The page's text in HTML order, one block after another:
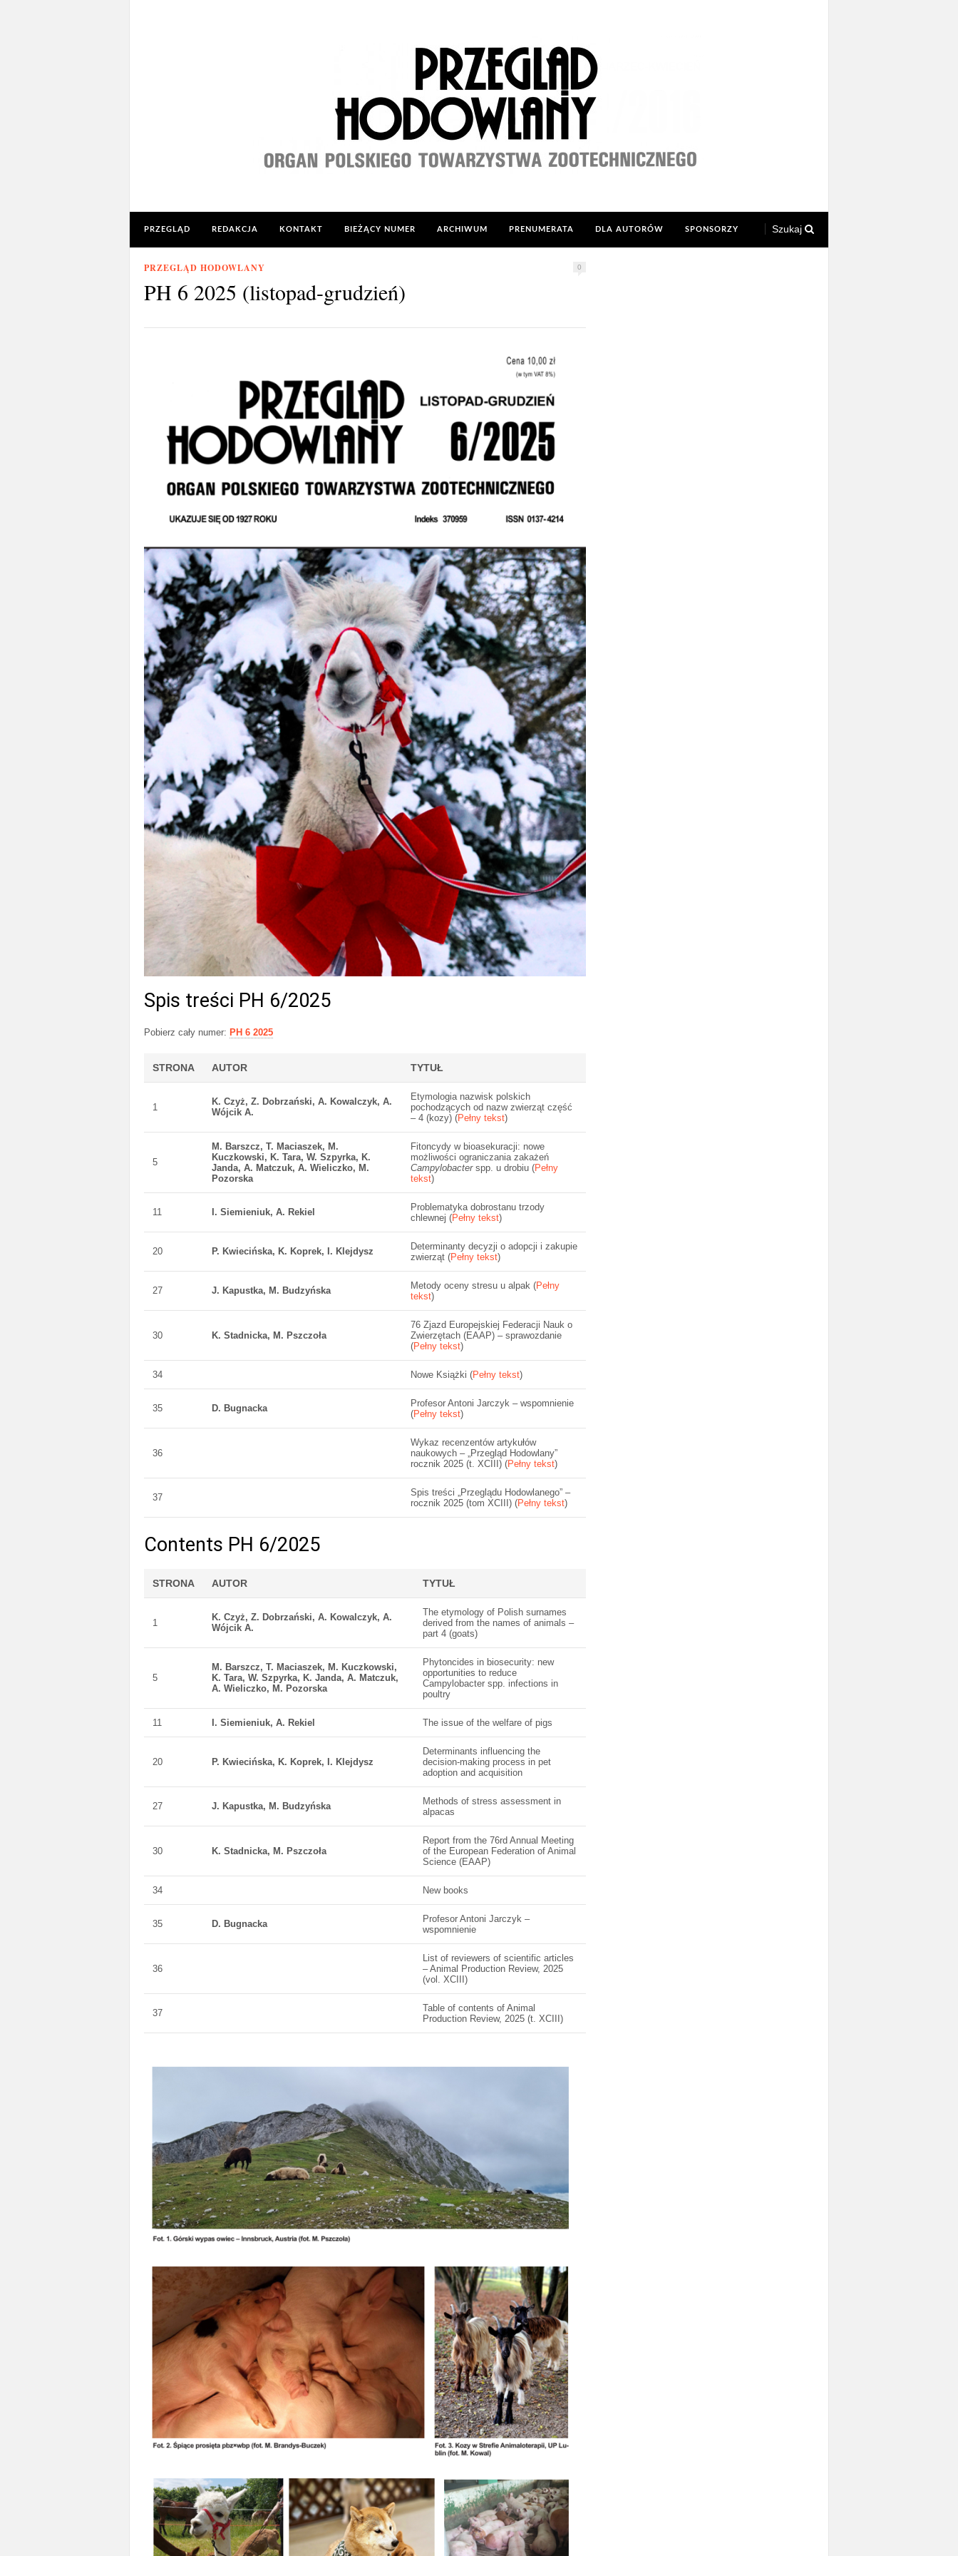
PRZEGLĄD REDAKCJA KONTAKT BIEŻĄCY NUMER ARCHIWUM PRENUMERATA DLA AUTORÓW SPONSORZY Szukaj
PRZEGLĄD HODOWLANY 0
PH 6 2025 (listopad-grudzień)
Spis treści PH 6/2025
Pobierz cały numer: PH 6 2025
STRONA AUTOR TYTUŁ
1
K. Czyż, Z. Dobrzański, A. Kowalczyk, A.
Wójcik A.
Etymologia nazwisk polskich
pochodzących od nazw zwierząt część
– 4 (kozy) (Pełny tekst)
5
M. Barszcz, T. Maciaszek, M.
Kuczkowski, K. Tara, W. Szpyrka, K.
Janda, A. Matczuk, A. Wieliczko, M.
Pozorska
Fitoncydy w bioasekuracji: nowe
możliwości ograniczania zakażeń
Campylobacterspp. u drobiu (Pełny
tekst)
11 I. Siemieniuk, A. Rekiel
Problematyka dobrostanu trzody
chlewnej (Pełny tekst)
20 P. Kwiecińska, K. Koprek, I. Klejdysz
Determinanty decyzji o adopcji i zakupie
zwierząt (Pełny tekst)
27 J. Kapustka, M. Budzyńska Metody oceny stresu u alpak (Pełny
tekst)
30 K. Stadnicka, M. Pszczoła
76 Zjazd Europejskiej Federacji Nauk o
Zwierzętach (EAAP) – sprawozdanie
(Pełny tekst)
34 Nowe Książki (Pełny tekst)
35 D. Bugnacka
Profesor Antoni Jarczyk – wspomnienie
(Pełny tekst)
36
Wykaz recenzentów artykułów
naukowych – „Przegląd Hodowlany”
rocznik 2025 (t. XCIII) (Pełny tekst)
37
Spis treści „Przeglądu Hodowlanego” –
rocznik 2025 (tom XCIII) (Pełny tekst)
Contents PH 6/2025
STRONA AUTOR TYTUŁ
1
K. Czyż, Z. Dobrzański, A. Kowalczyk, A.
Wójcik A.
The etymology of Polish surnames
derived from the names of animals –
part 4 (goats)
5
M. Barszcz, T. Maciaszek, M. Kuczkowski,
K. Tara, W. Szpyrka, K. Janda, A. Matczuk,
A. Wieliczko, M. Pozorska
Phytoncides in biosecurity: new
opportunities to reduce
Campylobacter spp. infections in
poultry
11 I. Siemieniuk, A. Rekiel The issue of the welfare of pigs
20 P. Kwiecińska, K. Koprek, I. Klejdysz
Determinants influencing the
decision-making process in pet
adoption and acquisition
27 J. Kapustka, M. Budzyńska
Methods of stress assessment in
alpacas
30 K. Stadnicka, M. Pszczoła
Report from the 76rd Annual Meeting
of the European Federation of Animal
Science (EAAP)
34 New books
35 D. Bugnacka
Profesor Antoni Jarczyk –
wspomnienie
36
List of reviewers of scientific articles
– Animal Production Review, 2025
(vol. XCIII)
37
Table of contents of Animal
Production Review, 2025 (t. XCIII)